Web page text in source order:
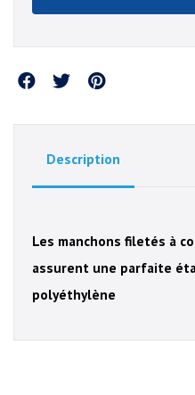
Partager
Description
Les manchons filetés à
assurent une parfaite
polyéthylène